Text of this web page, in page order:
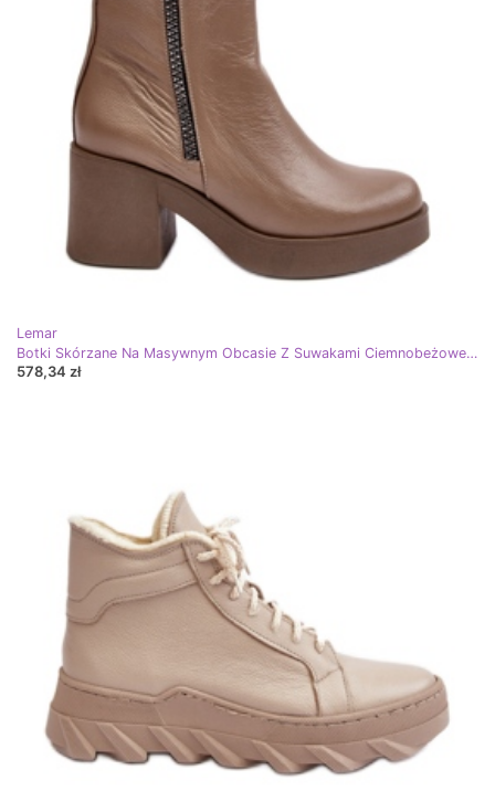
Lemar
Botki Skórzane Na Masywnym Obcasie Z Suwakami Ciemnobeżowe Lemar Littosa beżowy
578,34 zł